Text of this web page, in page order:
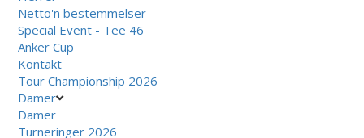
Netto'n bestemmelser
Special Event - Tee 46
Anker Cup
Kontakt
Tour Championship 2026
Damer
Damer
Turneringer 2026